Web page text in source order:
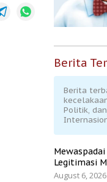
Berita
Berita
Politik,
Legitimasi
August 6, 2026